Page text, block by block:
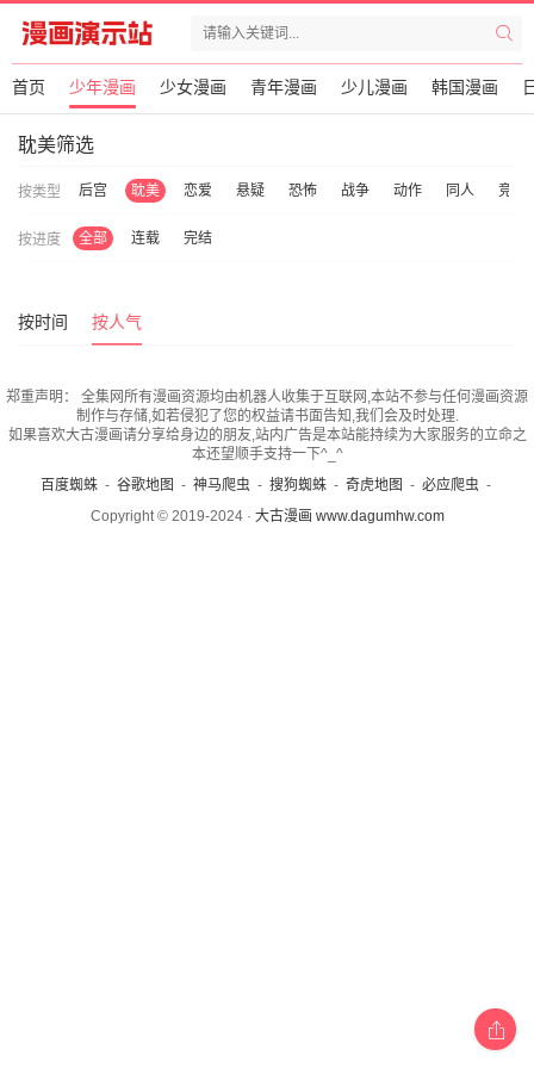
首页 少年漫画 少女漫画 青年漫画 少儿漫画 韩国漫画
耽美筛选
按类型
穿越 后宫 耽美 恋爱 悬疑 恐怖 战争 动作 同人 竞技
按进度 全部 连载 完结
按时间 按人气
郑重声明： 全集网所有漫画资源均由机器人收集于互联网,本站不参与任何漫画资源
制作与存储,如若侵犯了您的权益请书面告知,我们会及时处理.
如果喜欢大古漫画请分享给身边的朋友,站内广告是本站能持续为大家服务的立命之
本还望顺手支持一下^_^
百度蜘蛛 - 谷歌地图 - 神马爬虫 - 搜狗蜘蛛 - 奇虎地图 - 必应爬虫 -
Copyright © 2019-2024 · 大古漫画 www.dagumhw.com